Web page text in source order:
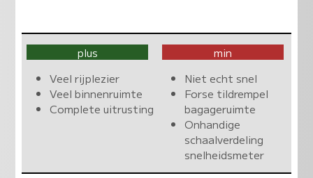
plus
Veel rijplezier
Veel binnenruimte
Complete uitrusting
min
Niet echt snel
Forse tildrempel
bagageruimte
Onhandige
schaalverdeling
snelheidsmeter